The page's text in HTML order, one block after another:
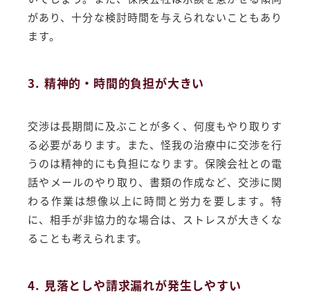
があり、十分な検討時間を与えられないこともあり
ます。
3. 精神的・時間的負担が大きい
交渉は長期間に及ぶことが多く、何度もやり取りす
る必要があります。また、怪我の治療中に交渉を行
うのは精神的にも負担になります。保険会社との電
話やメールのやり取り、書類の作成など、交渉に関
わる作業は想像以上に時間と労力を要します。特
に、相手が非協力的な場合は、ストレスが大きくな
ることも考えられます。
4. 見落としや請求漏れが発生しやすい